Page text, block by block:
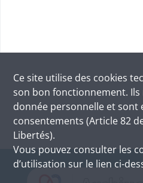
Ce site utilise des cookies
son bon fonctionnement.
donnée personnelle et sont
consentements (Article 82
Libertés).
Vous pouvez consulter les
d’utilisation sur le lien ci-